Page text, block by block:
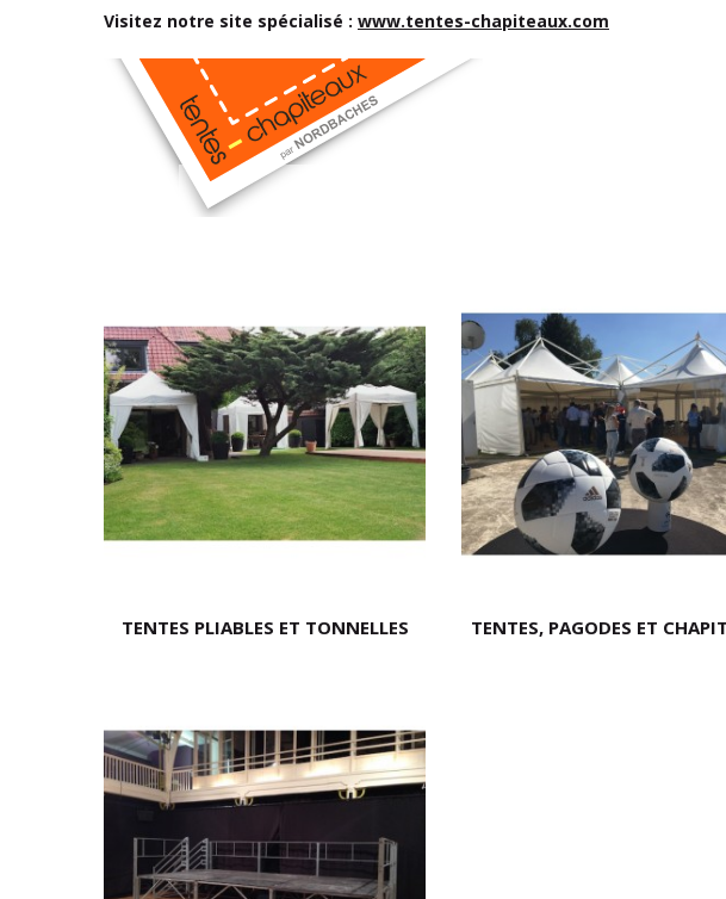
Visitez notre site spécialisé : www.tentes-chapiteaux.com
TENTES PLIABLES ET TONNELLES TENTES, PAGODES ET